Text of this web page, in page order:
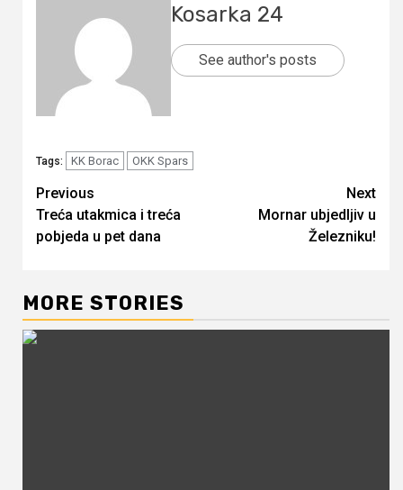
Kosarka 24
See author's posts
Tags: KK Borac OKK Spars
Continue
Reading
Previous
Treća utakmica i treća
pobjeda u pet dana
Next
Mornar ubjedljiv u
Železniku!
MORE STORIES